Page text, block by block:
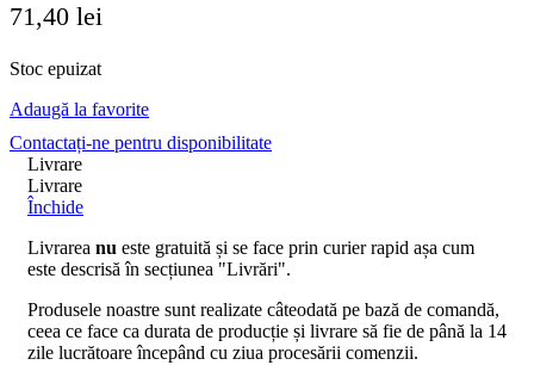
71,40 lei
Stoc epuizat
Adaugă la favorite
Contactați-ne pentru disponibilitate
Livrare
Livrare
Închide
Livrarea nu este gratuită și se face prin curier rapid așa cum
este descrisă în secțiunea "Livrări".
Produsele noastre sunt realizate câteodată pe bază de comandă,
ceea ce face ca durata de producție și livrare să fie de până la 14
zile lucrătoare începând cu ziua procesării comenzii.